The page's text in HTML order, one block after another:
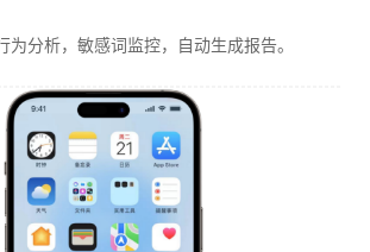
为分析，敏感词监控，自动生成报告。